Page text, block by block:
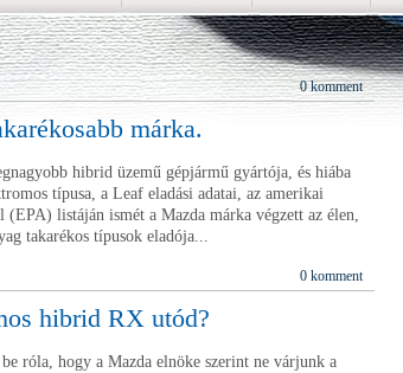
0 komment
márka.
hibrid üzemű gépjármű gyártója, és hiába
típusa, a Leaf eladási adatai, az amerikai
listáján ismét a Mazda márka végzett az élen,
takarékos típusok eladója...
0 komment
hibrid RX utód?
róla, hogy a Mazda elnöke szerint ne várjunk a